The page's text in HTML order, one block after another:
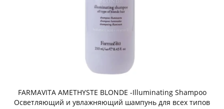
FARMAVITA AMETHYSTE BLONDE -Illuminating Shampoo
Осветляющий и увлажняющий шампунь для всех типов